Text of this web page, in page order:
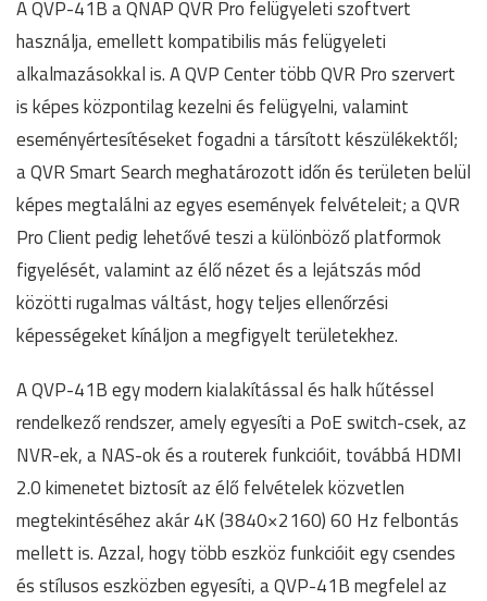
A QVP-41B a QNAP QVR Pro felügyeleti szoftvert
használja, emellett kompatibilis más felügyeleti
alkalmazásokkal is. A QVP Center több QVR Pro szervert
is képes központilag kezelni és felügyelni, valamint
eseményértesítéseket fogadni a társított készülékektől;
a QVR Smart Search meghatározott időn és területen belül
képes megtalálni az egyes események felvételeit; a QVR
Pro Client pedig lehetővé teszi a különböző platformok
figyelését, valamint az élő nézet és a lejátszás mód
közötti rugalmas váltást, hogy teljes ellenőrzési
képességeket kínáljon a megfigyelt területekhez.
A QVP-41B egy modern kialakítással és halk hűtéssel
rendelkező rendszer, amely egyesíti a PoE switch-csek, az
NVR-ek, a NAS-ok és a routerek funkcióit, továbbá HDMI
2.0 kimenetet biztosít az élő felvételek közvetlen
megtekintéséhez akár 4K (3840×2160) 60 Hz felbontás
mellett is. Azzal, hogy több eszköz funkcióit egy csendes
és stílusos eszközben egyesíti, a QVP-41B megfelel az